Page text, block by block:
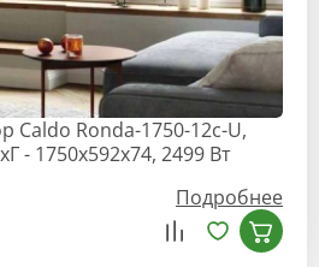
Caldo Ronda-1750-12с-U,
- 1750х592x74, 2499 Вт
Подробнее